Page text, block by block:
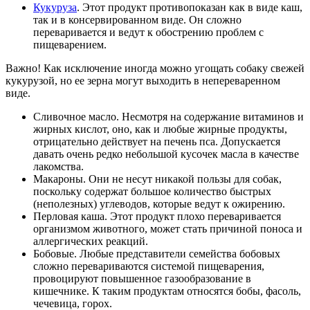
Кукуруза. Этот продукт противопоказан как в виде каш,
так и в консервированном виде. Он сложно
переваривается и ведут к обострению проблем с
пищеварением.
Важно! Как исключение иногда можно угощать собаку свежей
кукурузой, но ее зерна могут выходить в непереваренном
виде.
Сливочное масло. Несмотря на содержание витаминов и
жирных кислот, оно, как и любые жирные продукты,
отрицательно действует на печень пса. Допускается
давать очень редко небольшой кусочек масла в качестве
лакомства.
Макароны. Они не несут никакой пользы для собак,
поскольку содержат большое количество быстрых
(неполезных) углеводов, которые ведут к ожирению.
Перловая каша. Этот продукт плохо переваривается
организмом животного, может стать причиной поноса и
аллергических реакций.
Бобовые. Любые представители семейства бобовых
сложно перевариваются системой пищеварения,
провоцируют повышенное газообразование в
кишечнике. К таким продуктам относятся бобы, фасоль,
чечевица, горох.